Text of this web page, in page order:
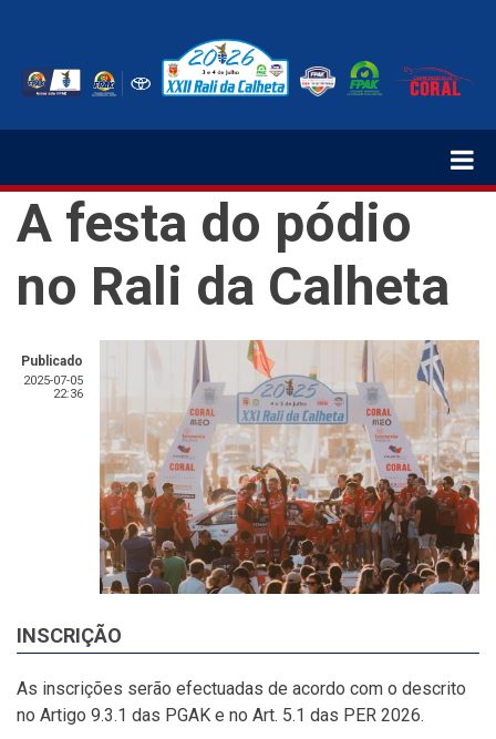
conteúdo
A festa do pódio
no Rali da Calheta
Publicado
2025-07-05
22:36
INSCRIÇÃO
As inscrições serão efectuadas de acordo com o descrito
no Artigo 9.3.1 das PGAK e no Art. 5.1 das PER 2026.